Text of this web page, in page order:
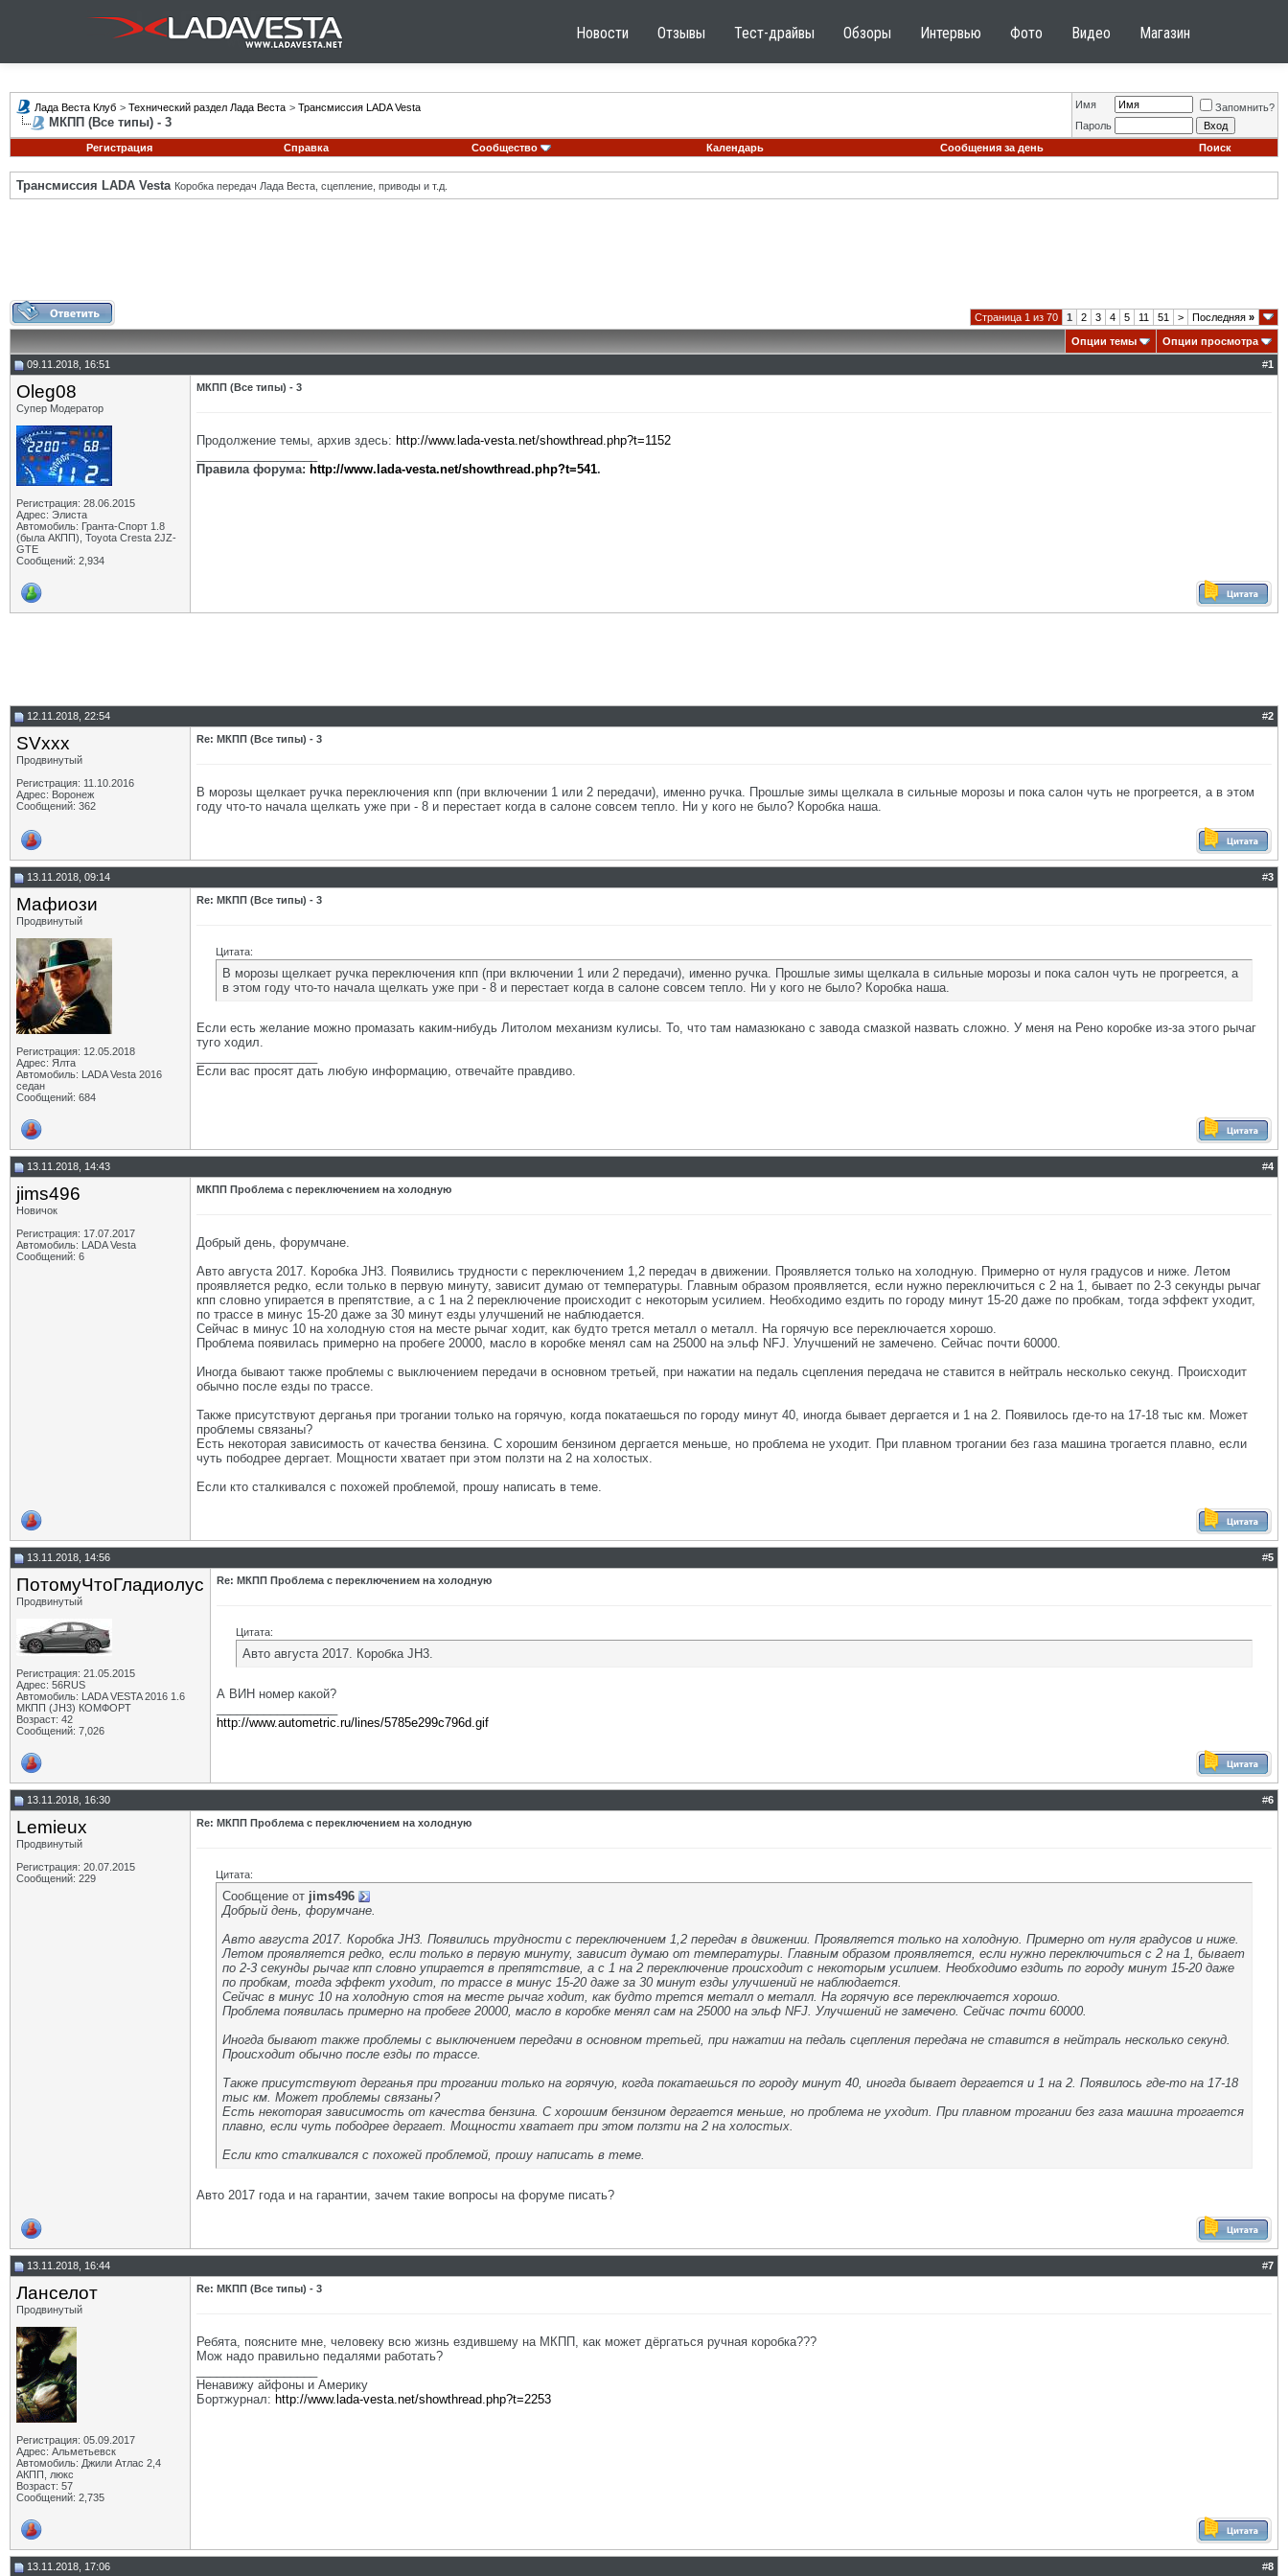
Новости Отзывы Тест-драйвы Обзоры Интервью Фото Видео Магазин
Лада Веста Клуб > Технический раздел Лада Веста > Трансмиссия LADA Vesta
МКПП (Все типы) - 3
Имя
Запомнить?
Пароль
Регистрация
Справка Сообщество Календарь Сообщения за день Поиск
Трансмиссия LADA Vesta Коробка передач Лада Веста, сцепление, приводы и т.д.
Страница 1 из 70 1 2 3 4 5 11 51 > Последняя »
Опции темы
Опции просмотра
09.11.2018, 16:51
#1
Oleg08
Супер Модератор
Регистрация: 28.06.2015
Адрес: Элиста
Автомобиль: Гранта-Спорт 1.8
(была АКПП), Toyota Cresta 2JZ-
GTE
Сообщений: 2,934
МКПП (Все типы) - 3
Продолжение темы, архив здесь: http://www.lada-vesta.net/showthread.php?t=1152
Правила форума: http://www.lada-vesta.net/showthread.php?t=541.
12.11.2018, 22:54 #2
SVxxx
Продвинутый
Регистрация: 11.10.2016
Адрес: Воронеж
Сообщений: 362
Re: МКПП (Все типы) - 3
В морозы щелкает ручка переключения кпп (при включении 1 или 2 передачи), именно ручка. Прошлые зимы щелкала в сильные морозы и пока салон чуть не прогреется, а в этом
году что-то начала щелкать уже при - 8 и перестает когда в салоне совсем тепло. Ни у кого не было? Коробка наша.
13.11.2018, 09:14 #3
Мафиози
Продвинутый
Регистрация: 12.05.2018
Адрес: Ялта
Автомобиль: LADA Vesta 2016
седан
Сообщений: 684
Re: МКПП (Все типы) - 3
Цитата:
В морозы щелкает ручка переключения кпп (при включении 1 или 2 передачи), именно ручка. Прошлые зимы щелкала в сильные морозы и пока салон чуть не прогреется, а
в этом году что-то начала щелкать уже при - 8 и перестает когда в салоне совсем тепло. Ни у кого не было? Коробка наша.
Если есть желание можно промазать каким-нибудь Литолом механизм кулисы. То, что там намазюкано с завода смазкой назвать сложно. У меня на Рено коробке из-за этого рычаг
туго ходил.
Если вас просят дать любую информацию, отвечайте правдиво.
13.11.2018, 14:43 #4
jims496
Новичок
Регистрация: 17.07.2017
Автомобиль: LADA Vesta
Сообщений: 6
МКПП Проблема с переключением на холодную
Добрый день, форумчане.
Авто августа 2017. Коробка JH3. Появились трудности с переключением 1,2 передач в движении. Проявляется только на холодную. Примерно от нуля градусов и ниже. Летом
проявляется редко, если только в первую минуту, зависит думаю от температуры. Главным образом проявляется, если нужно переключиться с 2 на 1, бывает по 2-3 секунды рычаг
кпп словно упирается в препятствие, а с 1 на 2 переключение происходит с некоторым усилием. Необходимо ездить по городу минут 15-20 даже по пробкам, тогда эффект уходит,
по трассе в минус 15-20 даже за 30 минут езды улучшений не наблюдается.
Сейчас в минус 10 на холодную стоя на месте рычаг ходит, как будто трется металл о металл. На горячую все переключается хорошо.
Проблема появилась примерно на пробеге 20000, масло в коробке менял сам на 25000 на эльф NFJ. Улучшений не замечено. Сейчас почти 60000.
Иногда бывают также проблемы с выключением передачи в основном третьей, при нажатии на педаль сцепления передача не ставится в нейтраль несколько секунд. Происходит
обычно после езды по трассе.
Также присутствуют дерганья при трогании только на горячую, когда покатаешься по городу минут 40, иногда бывает дергается и 1 на 2. Появилось где-то на 17-18 тыс км. Может
проблемы связаны?
Есть некоторая зависимость от качества бензина. С хорошим бензином дергается меньше, но проблема не уходит. При плавном трогании без газа машина трогается плавно, если
чуть пободрее дергает. Мощности хватает при этом ползти на 2 на холостых.
Если кто сталкивался с похожей проблемой, прошу написать в теме.
13.11.2018, 14:56 #5
ПотомуЧтоГладиолус
Продвинутый
Регистрация: 21.05.2015
Адрес: 56RUS
Автомобиль: LADA VESTA 2016 1.6
МКПП (JH3) КОМФОРТ
Возраст: 42
Сообщений: 7,026
Re: МКПП Проблема с переключением на холодную
Цитата:
Авто августа 2017. Коробка JH3.
А ВИН номер какой?
http://www.autometric.ru/lines/5785e299c796d.gif
13.11.2018, 16:30 #6
Lemieux
Продвинутый
Регистрация: 20.07.2015
Сообщений: 229
Re: МКПП Проблема с переключением на холодную
Цитата:
Сообщение от jims496
Добрый день, форумчане.
Авто августа 2017. Коробка JH3. Появились трудности с переключением 1,2 передач в движении. Проявляется только на холодную. Примерно от нуля градусов и ниже.
Летом проявляется редко, если только в первую минуту, зависит думаю от температуры. Главным образом проявляется, если нужно переключиться с 2 на 1, бывает
по 2-3 секунды рычаг кпп словно упирается в препятствие, а с 1 на 2 переключение происходит с некоторым усилием. Необходимо ездить по городу минут 15-20 даже
по пробкам, тогда эффект уходит, по трассе в минус 15-20 даже за 30 минут езды улучшений не наблюдается.
Сейчас в минус 10 на холодную стоя на месте рычаг ходит, как будто трется металл о металл. На горячую все переключается хорошо.
Проблема появилась примерно на пробеге 20000, масло в коробке менял сам на 25000 на эльф NFJ. Улучшений не замечено. Сейчас почти 60000.
Иногда бывают также проблемы с выключением передачи в основном третьей, при нажатии на педаль сцепления передача не ставится в нейтраль несколько секунд.
Происходит обычно после езды по трассе.
Также присутствуют дерганья при трогании только на горячую, когда покатаешься по городу минут 40, иногда бывает дергается и 1 на 2. Появилось где-то на 17-18
тыс км. Может проблемы связаны?
Есть некоторая зависимость от качества бензина. С хорошим бензином дергается меньше, но проблема не уходит. При плавном трогании без газа машина трогается
плавно, если чуть пободрее дергает. Мощности хватает при этом ползти на 2 на холостых.
Если кто сталкивался с похожей проблемой, прошу написать в теме.
Авто 2017 года и на гарантии, зачем такие вопросы на форуме писать?
13.11.2018, 16:44 #7
Ланселот
Продвинутый
Регистрация: 05.09.2017
Адрес: Альметьевск
Автомобиль: Джили Атлас 2,4
АКПП, люкс
Возраст: 57
Сообщений: 2,735
Re: МКПП (Все типы) - 3
Ребята, поясните мне, человеку всю жизнь ездившему на МКПП, как может дёргаться ручная коробка???
Мож надо правильно педалями работать?
Ненавижу айфоны и Америку
Бортжурнал: http://www.lada-vesta.net/showthread.php?t=2253
13.11.2018, 17:06 #8